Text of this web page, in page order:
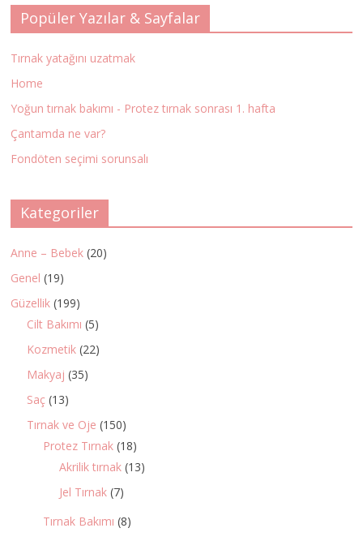
Popüler Yazılar & Sayfalar
Tırnak yatağını uzatmak
Home
Yoğun tırnak bakımı - Protez tırnak sonrası 1. hafta
Çantamda ne var?
Fondöten seçimi sorunsalı
Kategoriler
Anne – Bebek (20)
Genel (19)
Güzellik (199)
Cilt Bakımı (5)
Kozmetik (22)
Makyaj (35)
Saç (13)
Tırnak ve Oje (150)
Protez Tırnak (18)
Akrilik tırnak (13)
Jel Tırnak (7)
Tırnak Bakımı (8)